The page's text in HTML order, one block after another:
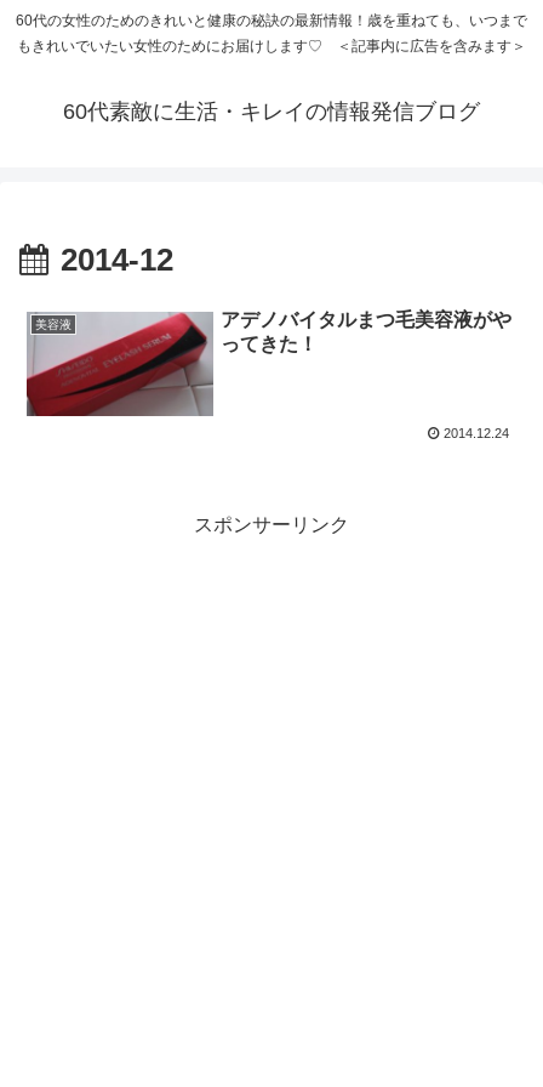
60代の女性のためのきれいと健康の秘訣の最新情報！歳を重ねても、いつまで
もきれいでいたい女性のためにお届けします♡ ＜記事内に広告を含みます＞
60代素敵に生活・キレイの情報発信ブログ
2014-12
美容液
アデノバイタルまつ毛美容液がや
ってきた！
2014.12.24
スポンサーリンク